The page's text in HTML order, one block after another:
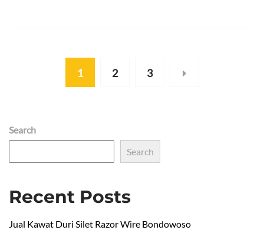
1 2 3
Search
Search
Recent Posts
Jual Kawat Duri Silet Razor Wire Bondowoso